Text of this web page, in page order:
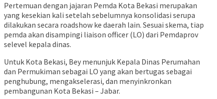
Pertemuan dengan jajaran Pemda Kota Bekasi merupakan
yang kesekian kali setelah sebelumnya konsolidasi serupa
dilakukan secara roadshow ke daerah lain. Sesuai skema, tiap
pemda akan disampingi liaison officer (LO) dari Pemdaprov
selevel kepala dinas.
Untuk Kota Bekasi, Bey menunjuk Kepala Dinas Perumahan
dan Permukiman sebagai LO yang akan bertugas sebagai
penghubung, mengakselerasi, dan menyinkronkan
pembangunan Kota Bekasi – Jabar.